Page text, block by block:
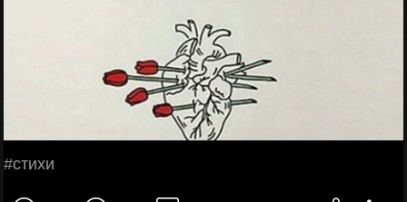
#стихи